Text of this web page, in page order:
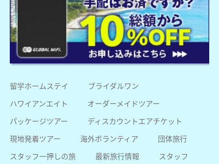
留学ホームステイ
ブライダルワン
ハワイアンエイト
オーダーメイドツアー
パッケージツアー
ディスカウントエアチケット
現地発着ツアー
海外ボランティア
団体旅行
スタッフ一押しの旅
最新旅行情報
スタッフ